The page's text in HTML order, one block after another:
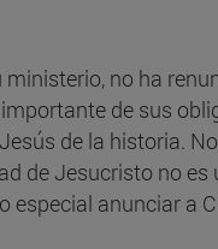
no ha
de sus
de la historia.
de Jesucristo no
especial anunciar a